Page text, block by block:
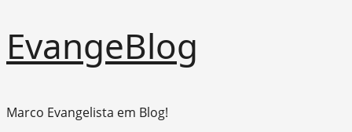
to
content
EvangeBlog
Marco Evangelista em Blog!